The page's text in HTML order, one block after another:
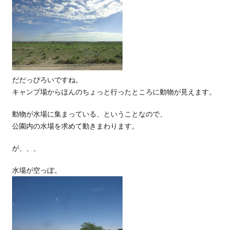
だだっぴろいですね。
キャンプ場からほんのちょっと行ったところに動物が見えます。
動物が水場に集まっている、ということなので、
公園内の水場を求めて動きまわります。
が、、、
水場が空っぽ。